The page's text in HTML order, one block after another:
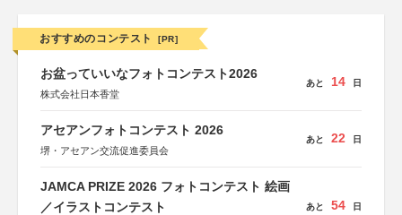
おすすめのコンテスト [PR]
お盆っていいなフォトコンテスト2026
株式会社日本香堂
あと 14 日
アセアンフォトコンテスト 2026
堺・アセアン交流促進委員会
あと 22 日
JAMCA PRIZE 2026 フォトコンテスト 絵画
／イラストコンテスト
あと 54 日